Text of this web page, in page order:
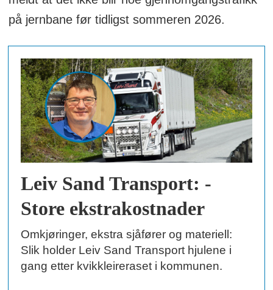
på jernbane før tidligst sommeren 2026.
Leiv Sand Transport: -
Store ekstrakostnader
Omkjøringer, ekstra sjåfører og materiell:
Slik holder Leiv Sand Transport hjulene i
gang etter kvikkleireraset i kommunen.